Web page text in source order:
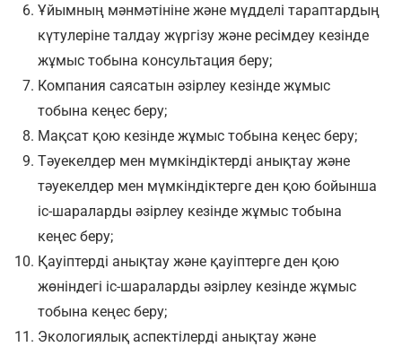
Ұйымның мәнмәтініне және мүдделі тараптардың
күтулеріне талдау жүргізу және ресімдеу кезінде
жұмыс тобына консультация беру;
Компания саясатын әзірлеу кезінде жұмыс
тобына кеңес беру;
Мақсат қою кезінде жұмыс тобына кеңес беру;
Тәуекелдер мен мүмкіндіктерді анықтау және
тәуекелдер мен мүмкіндіктерге ден қою бойынша
іс-шараларды әзірлеу кезінде жұмыс тобына
кеңес беру;
Қауіптерді анықтау және қауіптерге ден қою
жөніндегі іс-шараларды әзірлеу кезінде жұмыс
тобына кеңес беру;
Экологиялық аспектілерді анықтау және